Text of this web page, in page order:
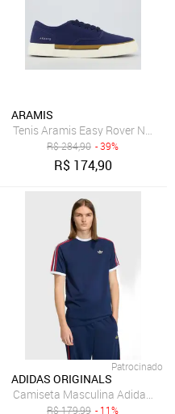
Street Dia a Dia
ARAMIS
Tenis Aramis Easy Rover New
R$284,90 - 39%
R$ 174,90
Liso Bermuda Masculina
Patrocinado
ADIDAS ORIGINALS
Camiseta Masculina Adidas
R$179,99 - 11%